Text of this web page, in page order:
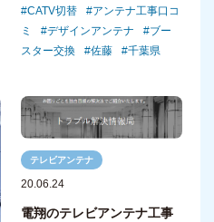
CATV切替
アンテナ工事口コ
ミ
デザインアンテナ
ブー
スター交換
佐藤 千葉県
テレビアンテナ
20.06.24
電翔のテレビアンテナ工事